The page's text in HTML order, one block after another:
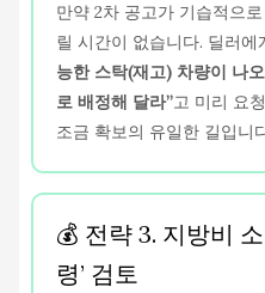
만약 2차 공고가 기습적으
릴 시간이 없습니다. 딜러
능한 스탁(재고) 차량이 나
로 배정해 달라”고 미리 요
조금 확보의 유일한 길입니
💰 전략 3. 지방비
령’ 검토